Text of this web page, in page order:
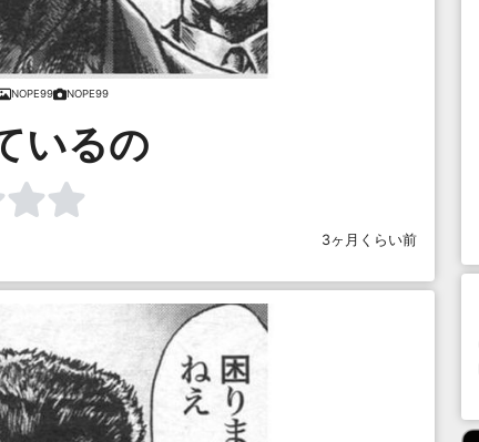
NOPE99 NOPE99
いるの
3ヶ月くらい前